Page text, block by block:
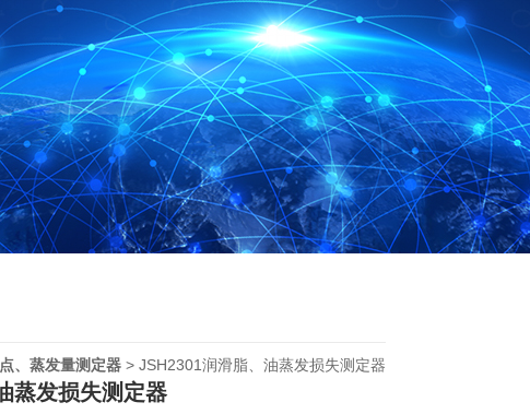
、蒸发量测定器 > JSH2301润滑脂、油蒸发损失测定器
蒸发损失测定器